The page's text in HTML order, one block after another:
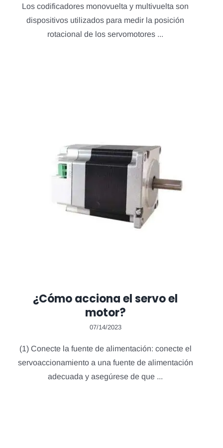
Los codificadores monovuelta y multivuelta son
dispositivos utilizados para medir la posición
rotacional de los servomotores ...
¿Cómo acciona el servo el
motor?
07/14/2023
(1) Conecte la fuente de alimentación: conecte el
servoaccionamiento a una fuente de alimentación
adecuada y asegúrese de que ...